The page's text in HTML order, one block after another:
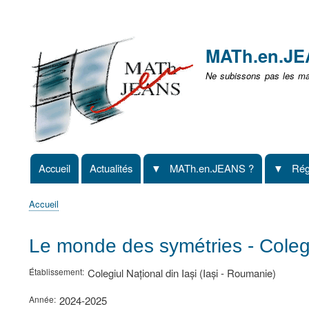
non
identifié
Ne subissons pas les
Navigation
principale
Accueil Actualités MATh.en.JEANS ?
d'Ariane
Accueil
Le monde des symétries -
Établissement Colegiul Național din Iași (Iași - Roumanie)
Année 2024-2025